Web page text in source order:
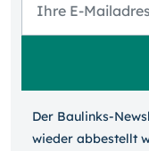
Der Baulinks-
wieder ab­bestellt